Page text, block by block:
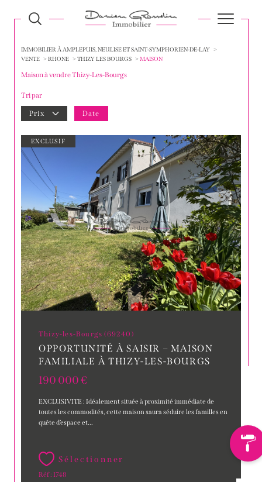
IMMOBILIER À AMPLEPUIS, NEULISE ET SAINT-SYMPHORIEN-DE-LAY
VENTE
RHONE THIZY LES BOURGS MAISON
Maison à vendre Thizy-Les-Bourgs
Tri par
Prix Date
Thizy-les-Bourgs (69240)
OPPORTUNITÉ À SAISIR – MAISON
FAMILIALE À THIZY-LES-BOURGS
190 000 €
EXCLUSIVITE : Idéalement située à proximité immédiate de
toutes les commodités, cette maison saura séduire les familles en
quête d’espace et...
Sélectionner
Réf : 1748
EXCLUSIF